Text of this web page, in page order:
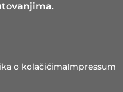
o kolačićimaImpressum